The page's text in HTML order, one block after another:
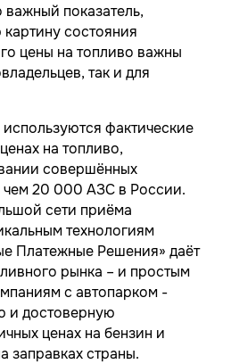
показатель,
состояния
цены на топливо важны
так и для
фактические
на топливо,
совершённых
чем 20 000 АЗС в России.
сети приёма
технологиям
Платежные Решения» даёт
рынка – и простым
с автопарком -
и достоверную
ценах на бензин и
заправках страны.